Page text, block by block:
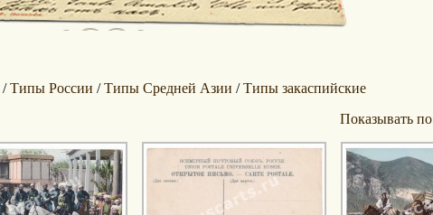
/Типы России /Типы Средней Азии /Типы закаспийские
Показывать по